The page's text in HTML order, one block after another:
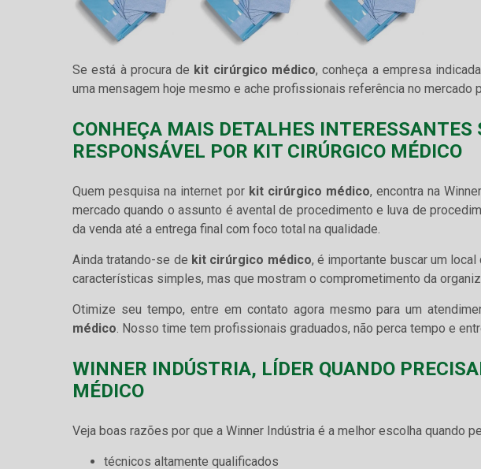
Se está à procura de kit cirúrgico médico, conheça a empresa
uma mensagem hoje mesmo e ache profissionais referência no mercado
CONHEÇA MAIS DETALHES INTERESSANTES
RESPONSÁVEL POR KIT CIRÚRGICO MÉDICO
Quem pesquisa na internet por kit cirúrgico médico, encontra na
mercado quando o assunto é avental de procedimento e luva de
da venda até a entrega final com foco total na qualidade.
Ainda tratando-se de kit cirúrgico médico, é importante buscar um
características simples, mas que mostram o comprometimento da
Otimize seu tempo, entre em contato agora mesmo para um
médico. Nosso time tem profissionais graduados, não perca tempo e
WINNER INDÚSTRIA, LÍDER QUANDO
MÉDICO
Veja boas razões por que a Winner Indústria é a melhor escolha quando
técnicos altamente qualificados